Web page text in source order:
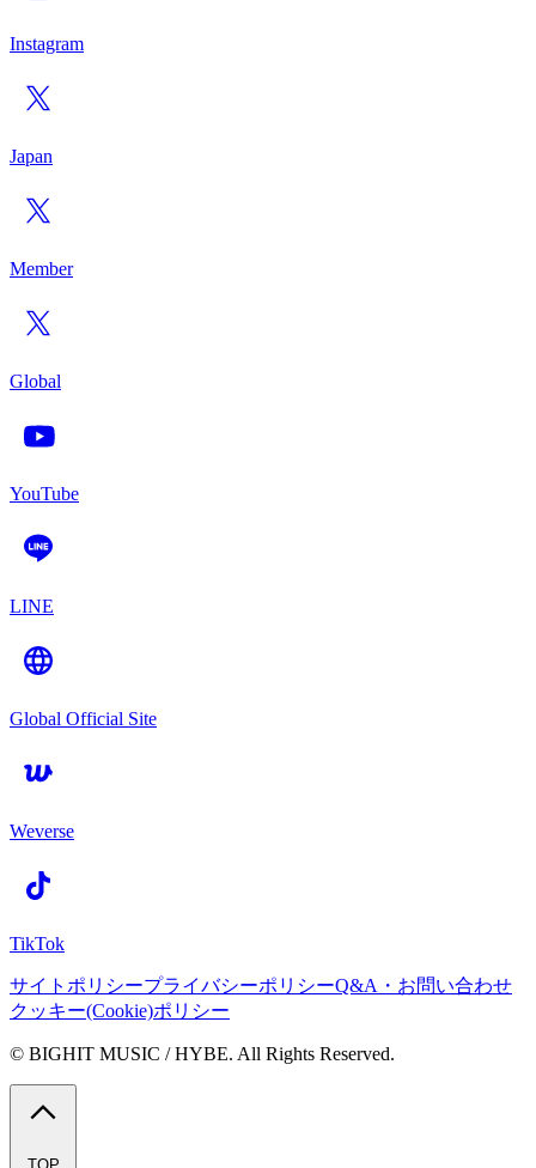
Instagram
Japan
Member
Global
YouTube
LINE
Global Official Site
Weverse
TikTok
サイトポリシープライバシーポリシーQ&A・お問い合わせ
クッキー(Cookie)ポリシー
© BIGHIT MUSIC / HYBE. All Rights Reserved.